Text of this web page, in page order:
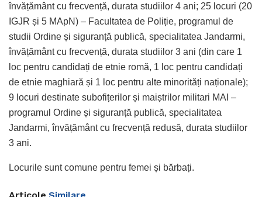
învățământ cu frecvență, durata studiilor 4 ani; 25 locuri (20
IGJR și 5 MApN) – Facultatea de Poliție, programul de
studii Ordine și siguranță publică, specialitatea Jandarmi,
învățământ cu frecvență, durata studiilor 3 ani (din care 1
loc pentru candidați de etnie romă, 1 loc pentru candidați
de etnie maghiară și 1 loc pentru alte minorități naționale);
9 locuri destinate subofițerilor și maiștrilor militari MAI –
programul Ordine și siguranță publică, specialitatea
Jandarmi, învățământ cu frecvență redusă, durata studiilor
3 ani.
Locurile sunt comune pentru femei și bărbați.